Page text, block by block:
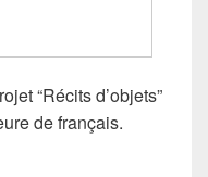
“Récits d’objets”
de français.
à Confluences